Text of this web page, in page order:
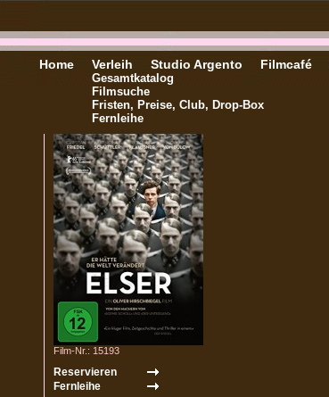
Home Verleih
Gesamtkatalog
Filmsuche
Fristen, Preise, Club, Drop-Box
Fernleihe
Studio Argento Filmcafé
Film-Nr.: 15193